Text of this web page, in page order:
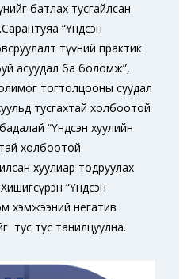
батлах тусгайлсан
“Үндсэн
түүний практик
асуудал ба боломж”,
тогтолцооны суудал
тусгахтай холбоотой
“Үндсэн хуулийн
холбоотой
хуулиар тодруулах
“Үндсэн
хэмжээний негатив
тус тус танилцуулна.